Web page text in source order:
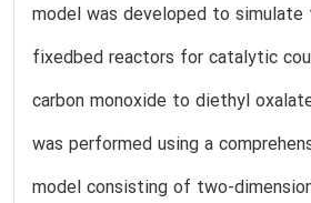
model was developed to
fixedbed reactors for catalytic
carbon monoxide to diethyl
was performed using a
model consisting of two-